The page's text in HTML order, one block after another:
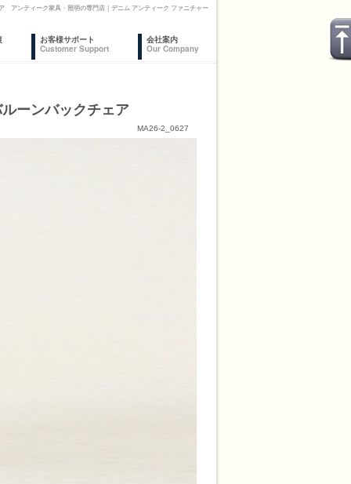
アンティーク家具・照明の専門店｜デニム アンティーク ファニチャー
お客様サポート
Customer Support
会社案内
Our Company
ーンバックチェア
MA26-2_0627